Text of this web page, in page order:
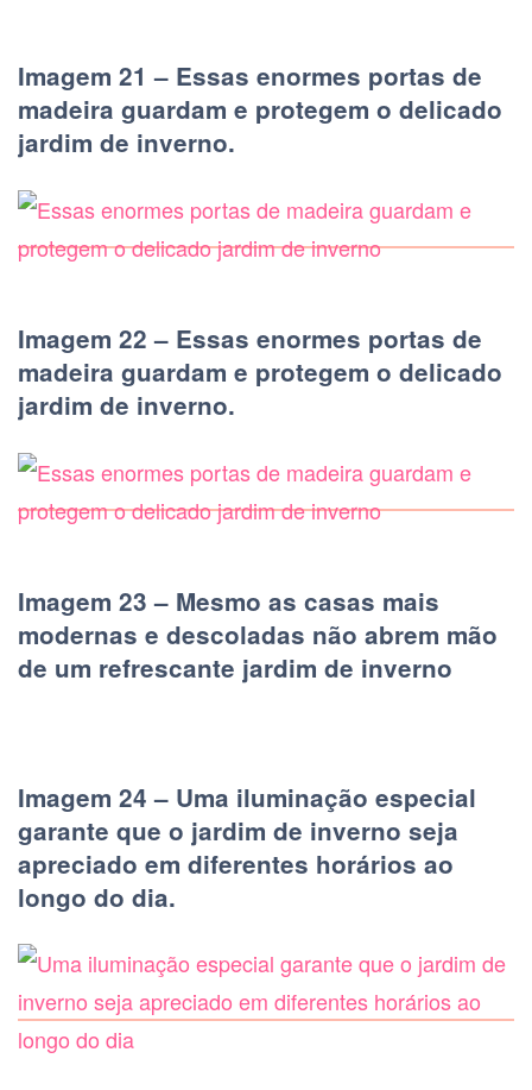
Imagem 21 – Essas enormes portas de
madeira guardam e protegem o delicado
jardim de inverno.
Imagem 22 – Essas enormes portas de
madeira guardam e protegem o delicado
jardim de inverno.
Imagem 23 – Mesmo as casas mais
modernas e descoladas não abrem mão
de um refrescante jardim de inverno
Imagem 24 – Uma iluminação especial
garante que o jardim de inverno seja
apreciado em diferentes horários ao
longo do dia.